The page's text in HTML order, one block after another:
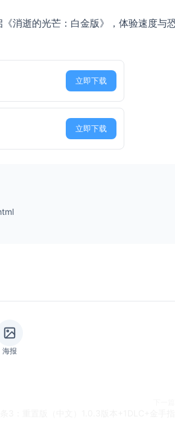
消逝的光芒：白金版》，体验速度与
立即下载
立即下载
海报